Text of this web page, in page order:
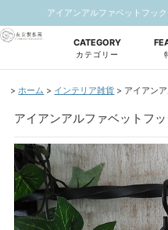
アイアンアルファベットフッ
CATEGORY
カテゴリー
ホーム インテリア雑貨 アイアン
アイアンアルファベットフッ